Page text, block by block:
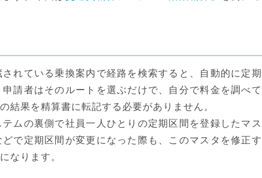
されている乗換案内で経路を検索すると、自動的に定期
請者はそのルートを選ぶだけで、自分で料金を調べて
結果を精算書に転記する必要がありません。
ムの裏側で社員一人ひとりの定期区間を登録したマス
で定期区間が変更になった際も、このマスタを修正す
なります。